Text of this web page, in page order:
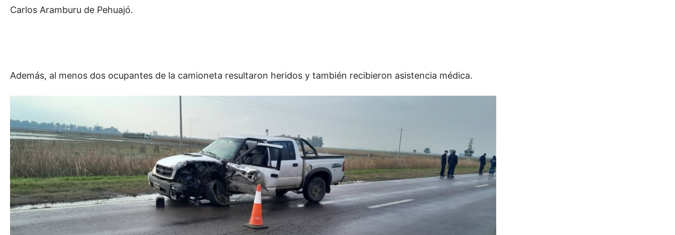
Carlos Aramburu de Pehuajó.
Además, al menos dos ocupantes de la camioneta resultaron heridos y también recibieron asistencia médica.